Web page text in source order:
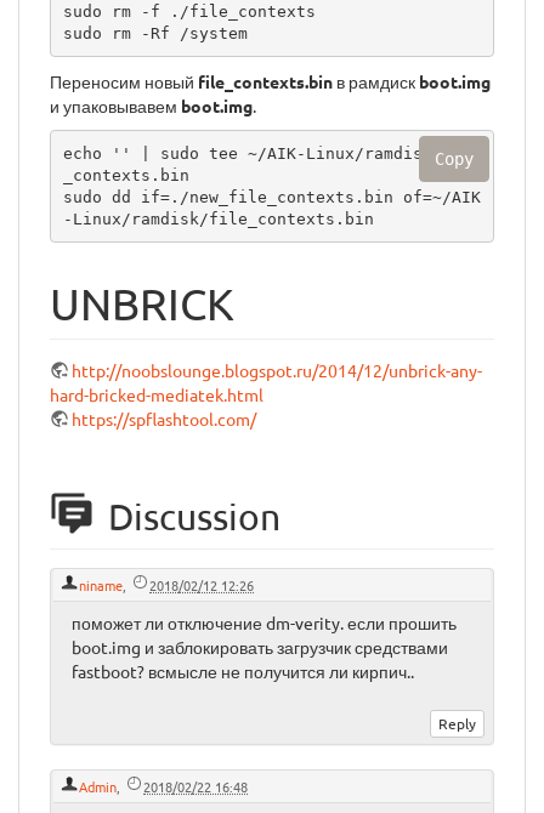
sudo rm -f ./file_contexts
sudo rm -Rf /system
Переносим новый file_contexts.bin в рамдиск boot.img
и упаковывавем boot.img.
echo '' | sudo tee ~/AIK-Linux/ramdisk/file
_contexts.bin
sudo dd if=./new_file_contexts.bin of=~/AIK
-Linux/ramdisk/file_contexts.bin
Copy
UNBRICK
http://noobslounge.blogspot.ru/2014/12/unbrick-any-
hard-bricked-mediatek.html
https://spflashtool.com/
Discussion
niname, 2018/02/12 12:26
поможет ли отключение dm-verity. если прошить
boot.img и заблокировать загрузчик средствами
fastboot? всмысле не получится ли кирпич..
Admin 2018/02/22 16:48